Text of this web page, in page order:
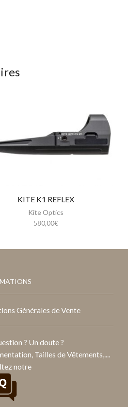
KITE K1 REFLEX
Kite Optics
580,00€
Générales de Vente
? Un doute ?
Tailles de Vêtements,....
notre